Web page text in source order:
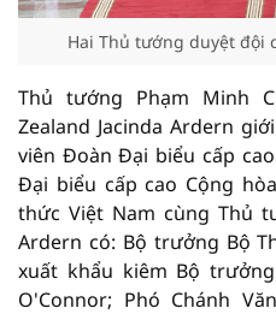
Hai Thủ tướng duyệt đội
Thủ tướng Phạm Minh
Zealand Jacinda Ardern
viên Đoàn Đại biểu cấp
Đại biểu cấp cao Cộng
thức Việt Nam cùng Thủ
Ardern có: Bộ trưởng Bộ
xuất khẩu kiêm Bộ
O'Connor; Phó Chánh